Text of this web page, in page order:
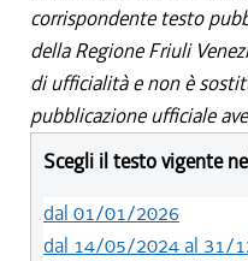
corrispondente testo
della Regione Friuli
di ufficialità e non è
pubblicazione ufficiale
Scegli il testo vigente
dal 01/01/2026
dal 14/05/2024 al 31/